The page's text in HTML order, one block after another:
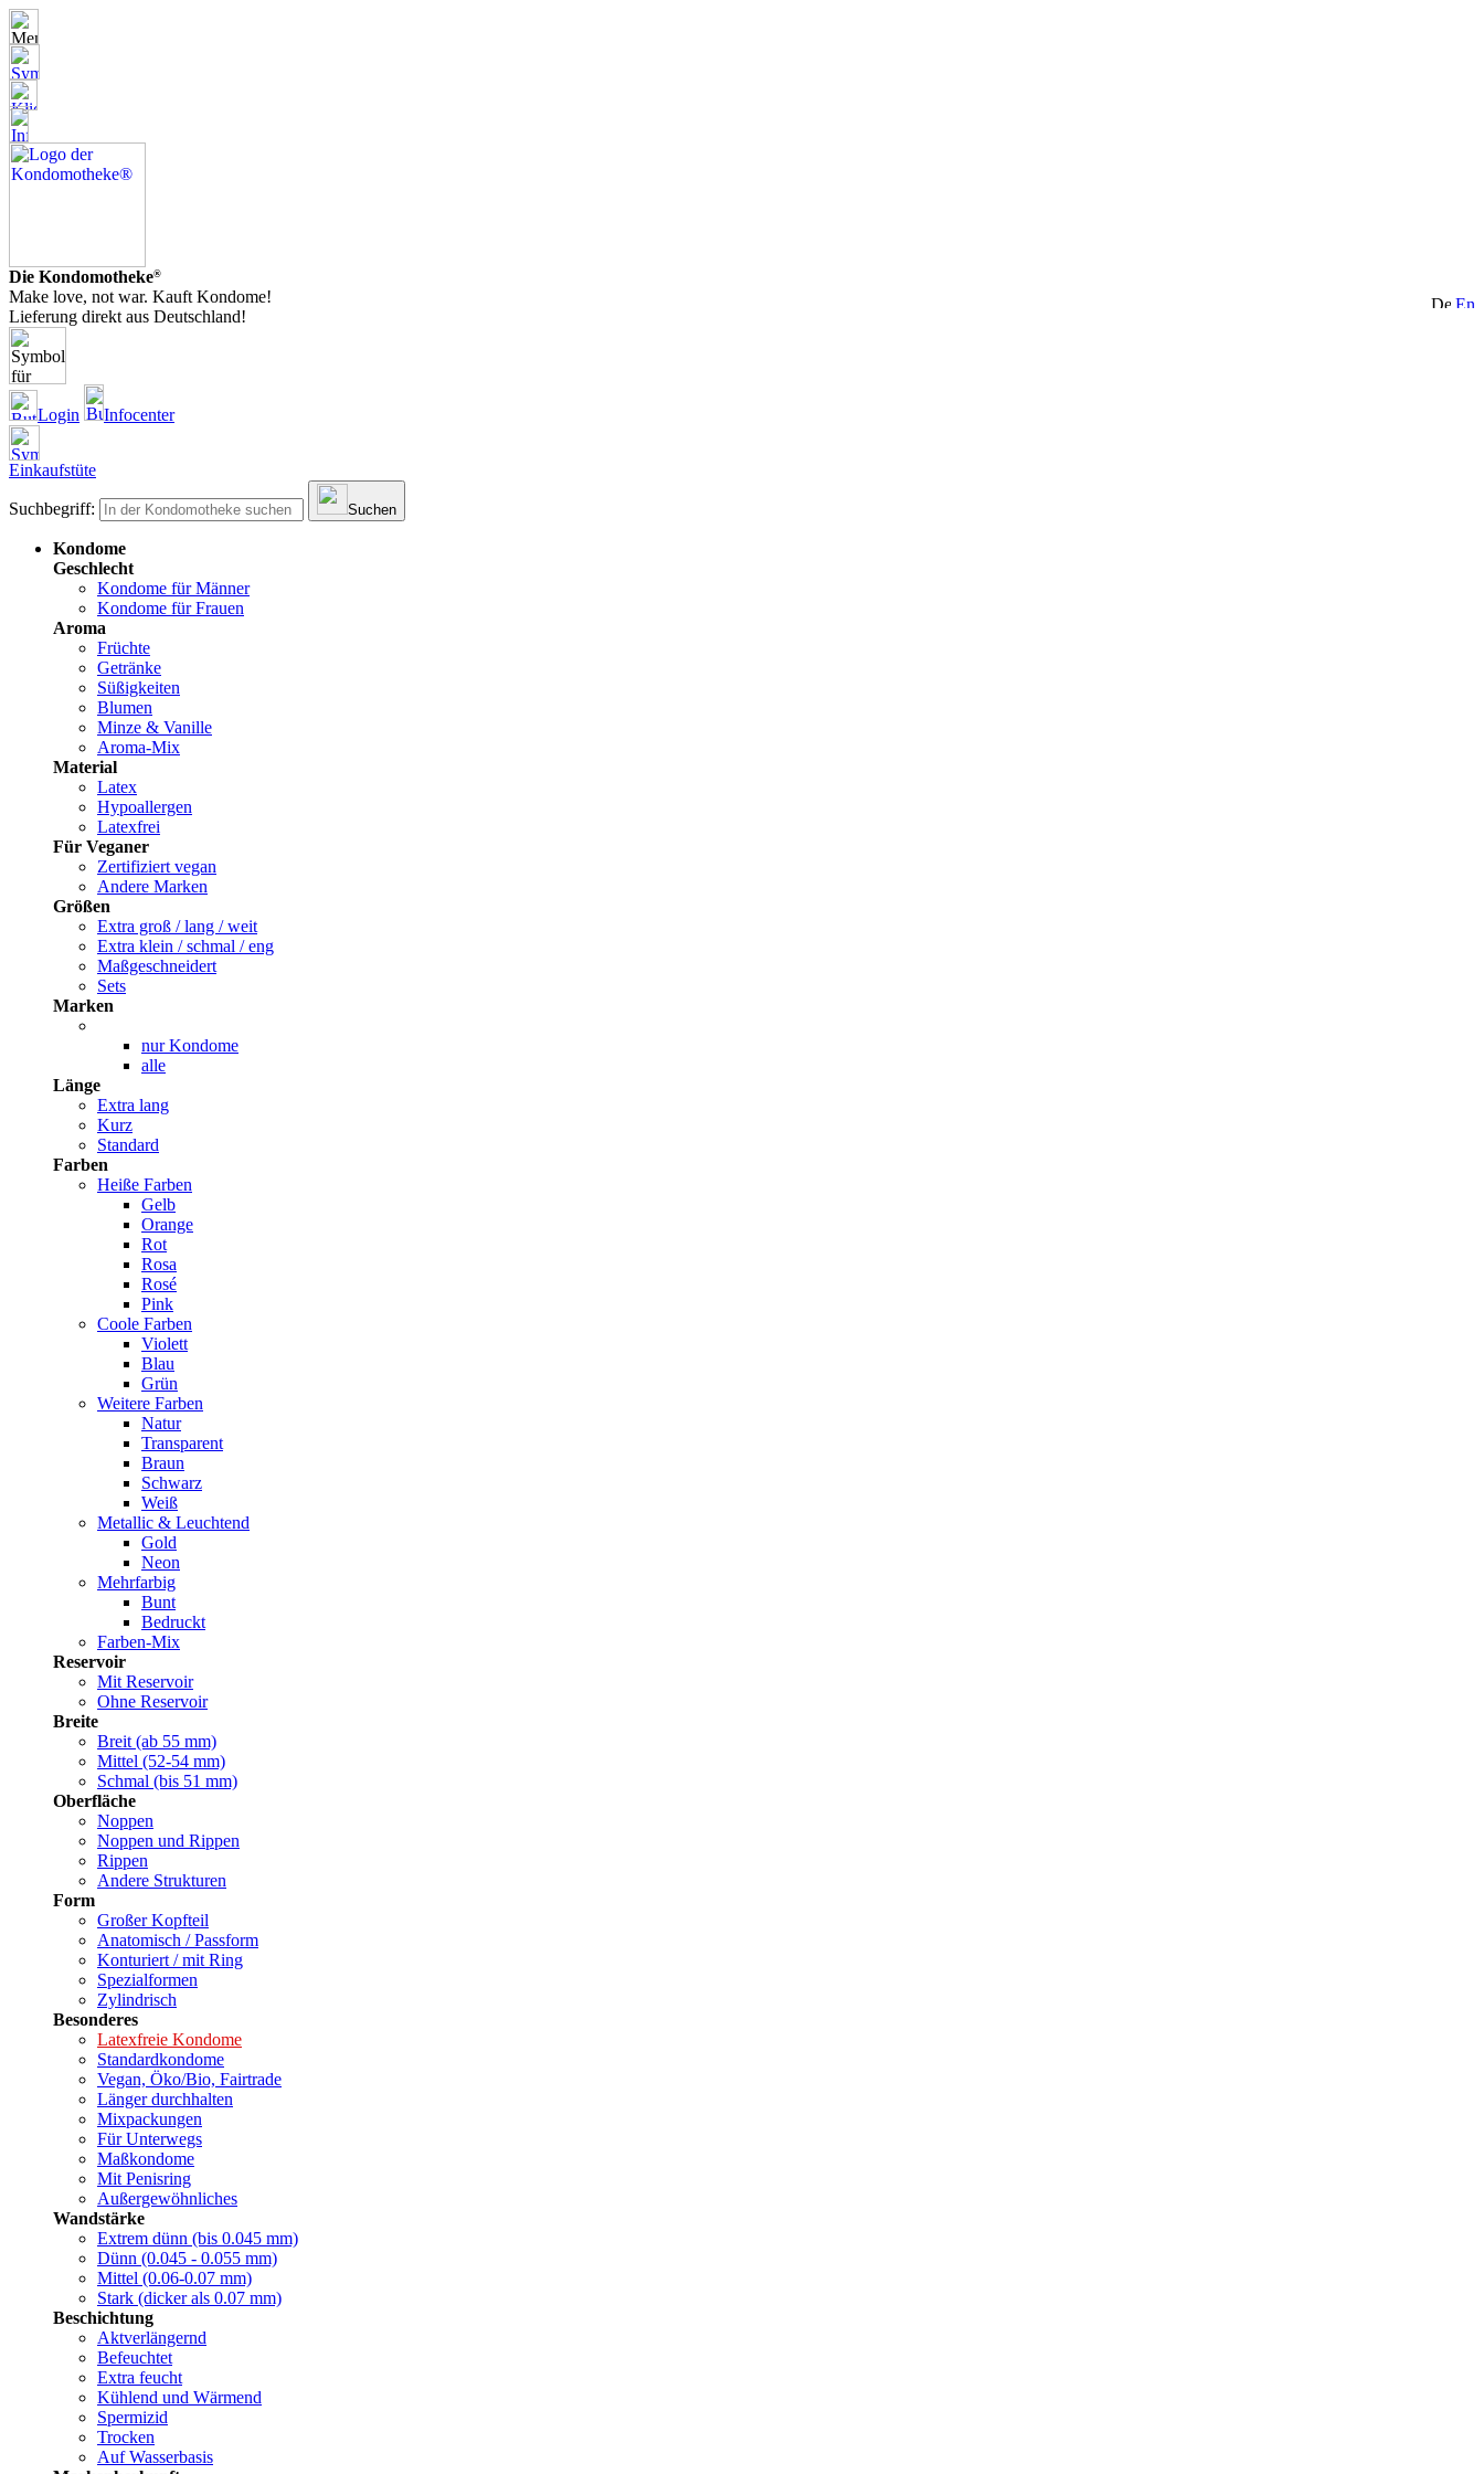
Die Kondomotheke®
Make love, not war. Kauft Kondome!
Lieferung direkt aus Deutschland!
Login Infocenter
Einkaufstüte
Suchbegriff: Suchen
Kondome
Geschlecht
Kondome für Männer
Kondome für Frauen
Aroma
Früchte
Getränke
Süßigkeiten
Blumen
Minze & Vanille
Aroma-Mix
Material
Latex
Hypoallergen
Latexfrei
Für Veganer
Zertifiziert vegan
Andere Marken
Größen
Extra groß / lang / weit
Extra klein / schmal / eng
Maßgeschneidert
Sets
Marken
nur Kondome
alle
Länge
Extra lang
Kurz
Standard
Farben
Heiße Farben
Gelb
Orange
Rot
Rosa
Rosé
Pink
Coole Farben
Violett
Blau
Grün
Weitere Farben
Natur
Transparent
Braun
Schwarz
Weiß
Metallic & Leuchtend
Gold
Neon
Mehrfarbig
Bunt
Bedruckt
Farben-Mix
Reservoir
Mit Reservoir
Ohne Reservoir
Breite
Breit (ab 55 mm)
Mittel (52-54 mm)
Schmal (bis 51 mm)
Oberfläche
Noppen
Noppen und Rippen
Rippen
Andere Strukturen
Form
Großer Kopfteil
Anatomisch / Passform
Konturiert / mit Ring
Spezialformen
Zylindrisch
Besonderes
Latexfreie Kondome
Standardkondome
Vegan, Öko/Bio, Fairtrade
Länger durchhalten
Mixpackungen
Für Unterwegs
Maßkondome
Mit Penisring
Außergewöhnliches
Wandstärke
Extrem dünn (bis 0.045 mm)
Dünn (0.045 - 0.055 mm)
Mittel (0.06-0.07 mm)
Stark (dicker als 0.07 mm)
Beschichtung
Aktverlängernd
Befeuchtet
Extra feucht
Kühlend und Wärmend
Spermizid
Trocken
Auf Wasserbasis